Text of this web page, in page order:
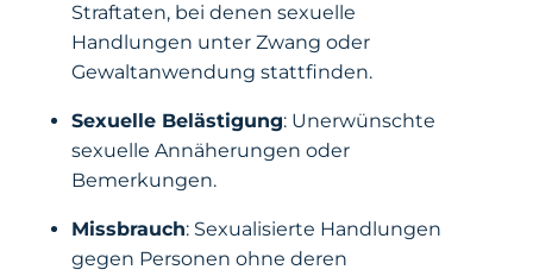
Straftaten, bei denen sexuelle
Handlungen unter Zwang oder
Gewaltanwendung stattfinden.
Sexuelle Belästigung: Unerwünschte
sexuelle Annäherungen oder
Bemerkungen.
Missbrauch: Sexualisierte Handlungen
gegen Personen ohne deren